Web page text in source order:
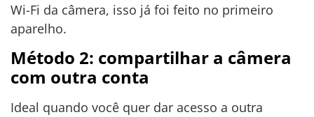
Wi-Fi da câmera, isso já foi feito no primeiro
aparelho.
Método 2: compartilhar a câmera
com outra conta
Ideal quando você quer dar acesso a outra